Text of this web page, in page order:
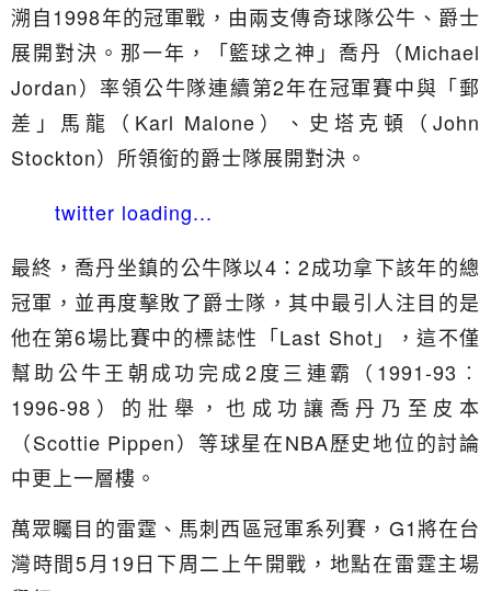
溯自1998年的冠軍戰，由兩支傳奇球隊公牛、爵士
展開對決。那一年，「籃球之神」喬丹（Michael
Jordan）率領公牛隊連續第2年在冠軍賽中與「郵
差」馬龍（Karl Malone）、史塔克頓（John
Stockton）所領銜的爵士隊展開對決。
twitter loading...
最終，喬丹坐鎮的公牛隊以4：2成功拿下該年的總
冠軍，並再度擊敗了爵士隊，其中最引人注目的是
他在第6場比賽中的標誌性「Last Shot」，這不僅
幫助公牛王朝成功完成2度三連霸（1991-93︰
1996-98）的壯舉，也成功讓喬丹乃至皮本
（Scottie Pippen）等球星在NBA歷史地位的討論
中更上一層樓。
萬眾矚目的雷霆、馬刺西區冠軍系列賽，G1將在台
灣時間5月19日下周二上午開戰，地點在雷霆主場